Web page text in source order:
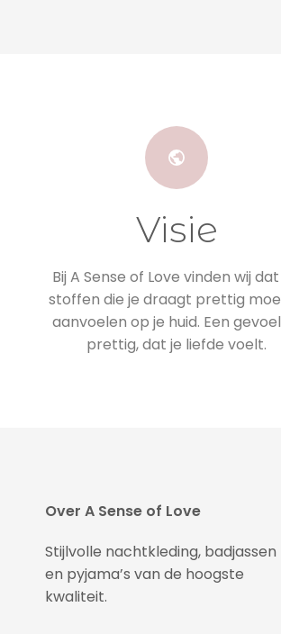
Visie
Bij A Sense of Love vinden wij
stoffen die je draagt prettig
aanvoelen op je huid. Een
prettig, dat je liefde voelt.
Over A Sense of Love
Stijlvolle nachtkleding, badjassen
en pyjama’s van de hoogste
kwaliteit.